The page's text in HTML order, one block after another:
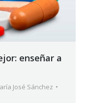
enseñar a
José Sánchez